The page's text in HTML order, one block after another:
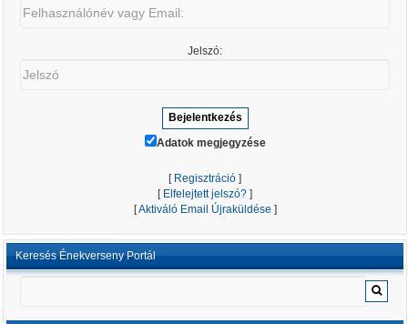
Jelszó:
Adatok megjegyzése
[ Regisztráció ]
[ Elfelejtett jelszó? ]
[Aktiváló Email Újraküldése ]
Keresés Énekverseny Portál